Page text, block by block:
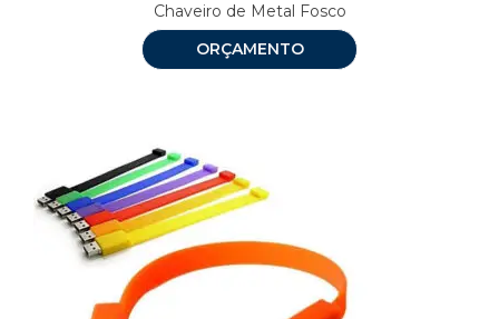
Chaveiro de Metal Fosco
ORÇAMENTO